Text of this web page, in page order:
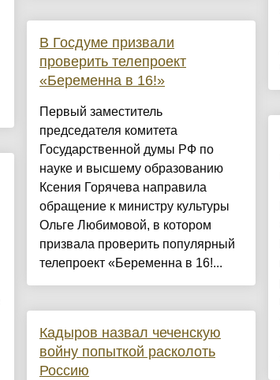
В Госдуме призвали
проверить телепроект
«Беременна в 16!»
Первый заместитель
председателя комитета
Государственной думы РФ по
науке и высшему образованию
Ксения Горячева направила
обращение к министру культуры
Ольге Любимовой, в котором
призвала проверить популярный
телепроект «Беременна в 16!...
Кадыров назвал чеченскую
войну попыткой расколоть
Россию